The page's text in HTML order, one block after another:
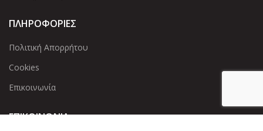
ΠΛΗΡΟΦΟΡΙΕΣ
Πολιτική Απορρήτου
Cookies
Επικοινωνία
ΕΠΙΚΟΙΝΩΝΊΑ